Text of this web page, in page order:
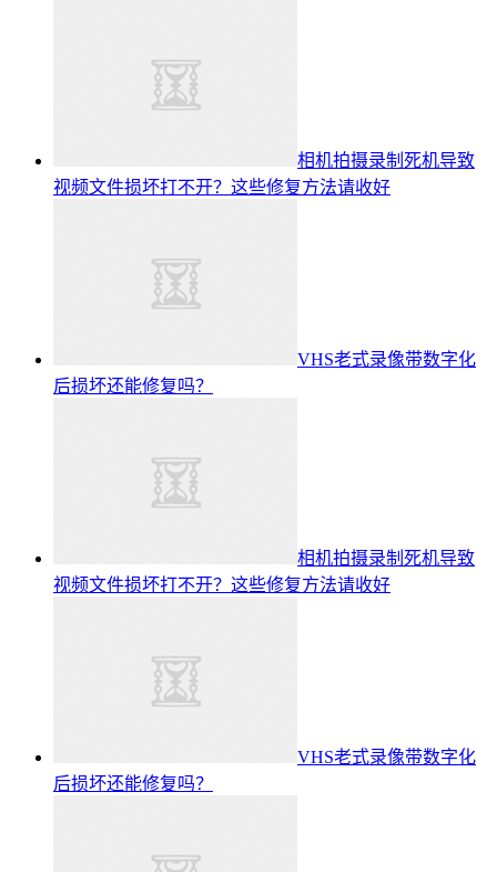
相机拍摄录制死机导致
视频文件损坏打不开？这些修复方法请收好
VHS老式录像带数字化
后损坏还能修复吗？
相机拍摄录制死机导致
视频文件损坏打不开？这些修复方法请收好
VHS老式录像带数字化
后损坏还能修复吗？